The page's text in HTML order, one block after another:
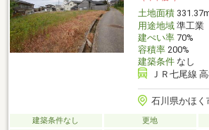
土地面積
用途地域準工業
建ぺい率70%
容積率200%
建築条件なし
ＪＲ七尾線
石川県かほく
建築条件なし 更地